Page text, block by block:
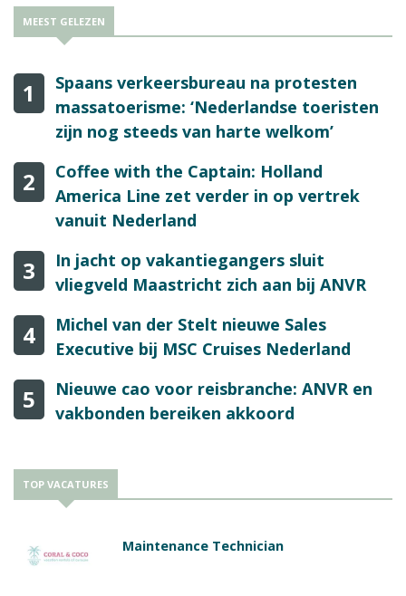
MEEST GELEZEN
1
Spaans verkeersbureau na protesten
massatoerisme: ‘Nederlandse toeristen
zijn nog steeds van harte welkom’
2
Coffee with the Captain: Holland
America Line zet verder in op vertrek
vanuit Nederland
3
In jacht op vakantiegangers sluit
vliegveld Maastricht zich aan bij ANVR
4
Michel van der Stelt nieuwe Sales
Executive bij MSC Cruises Nederland
5
Nieuwe cao voor reisbranche: ANVR en
vakbonden bereiken akkoord
TOP VACATURES
Maintenance Technician